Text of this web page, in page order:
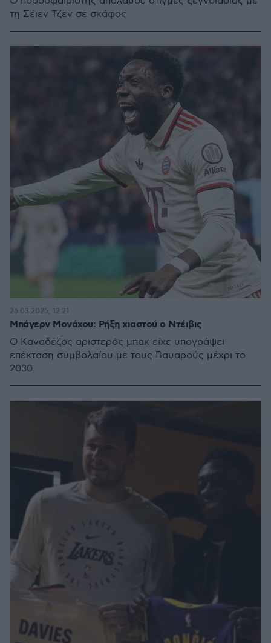
τη Σέιεν Τζεν σε σκάφος
Μπάγερν Μονάχου: Ρήξη χιαστού ο Ντέιβις
Ο Καναδέζος αριστερός μπακ είχε υπογράψει
επέκταση συμβολαίου με τους Bαυαρούς μέχρι το
2030
26.03.2025, 12:21